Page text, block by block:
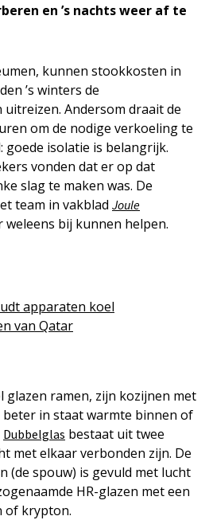
en ’s nachts weer af te
kunnen stookkosten in
’s winters de
Andersom draait de
om de nodige verkoeling te
goede isolatie is belangrijk.
vonden dat er op dat
slag te maken was. De
team in vakblad Joule
bij kunnen helpen.
apparaten koel
van Qatar
glazen ramen, zijn kozijnen met
in staat warmte binnen of
Dubbelglas bestaat uit twee
met elkaar verbonden zijn. De
(de spouw) is gevuld met lucht
HR-glazen met een
of krypton.